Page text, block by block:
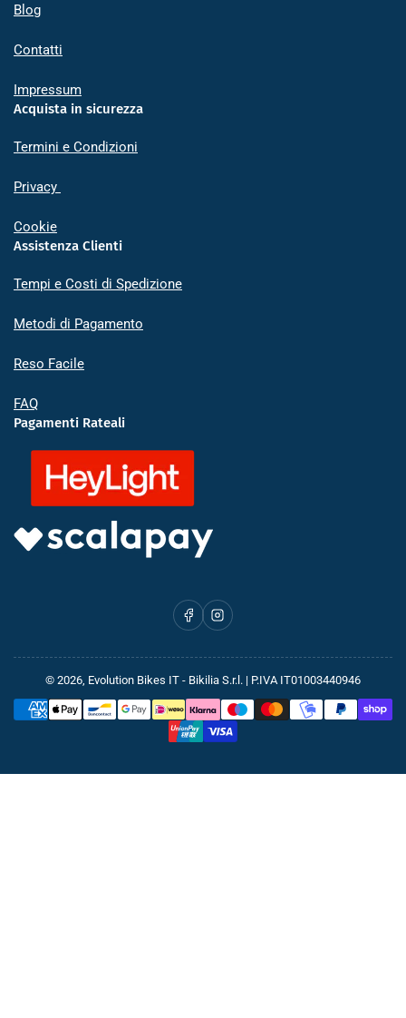
Blog
Contatti
Impressum
Acquista in sicurezza
Termini e Condizioni
Privacy
Cookie
Assistenza Clienti
Tempi e Costi di Spedizione
Metodi di Pagamento
Reso Facile
FAQ
Pagamenti Rateali
FacebookInstagram
© 2026, Evolution Bikes IT - Bikilia S.r.l. | P.IVA IT01003440946
Metodi
di
pagamento